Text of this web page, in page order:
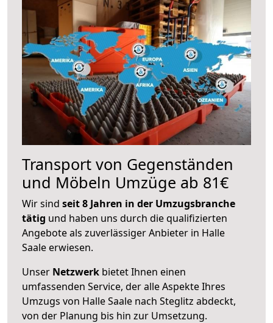
Transport von Gegenständen
und Möbeln Umzüge ab 81€
Wir sind seit 8 Jahren in der Umzugsbranche
tätig und haben uns durch die qualifizierten
Angebote als zuverlässiger Anbieter in Halle
Saale erwiesen.
Unser Netzwerk bietet Ihnen einen
umfassenden Service, der alle Aspekte Ihres
Umzugs von Halle Saale nach Steglitz abdeckt,
von der Planung bis hin zur Umsetzung.